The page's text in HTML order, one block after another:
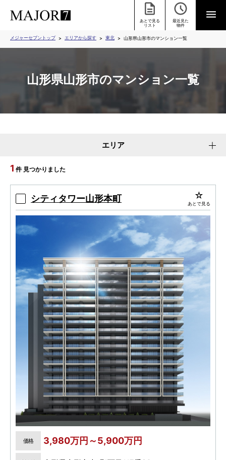
あとで見る
リスト
最近見た
物件
メジャーセブントップ エリアから探す 東北 山形県山形市のマンション一覧
山形県山形市のマンション一覧
エリア
1 件 見つかりました
シティタワー山形本町 あとで見る
価格 3,980万円～5,900万円